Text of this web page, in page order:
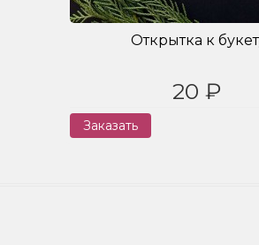
Открытка к
20 ₽
Заказать